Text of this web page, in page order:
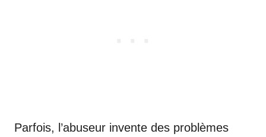
Parfois, l’abuseur invente des problèmes